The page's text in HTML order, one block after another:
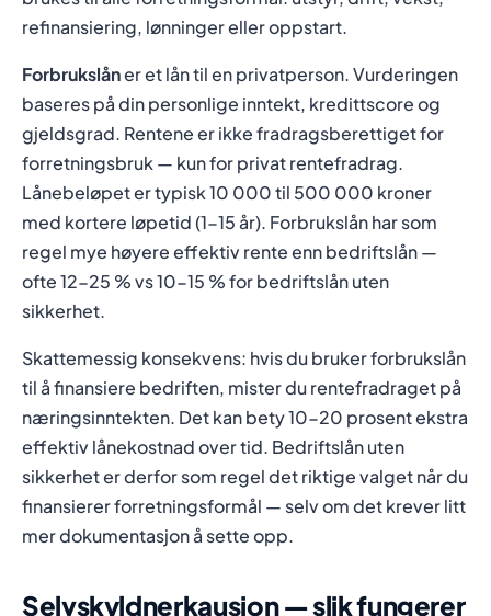
refinansiering, lønninger eller oppstart.
Forbrukslåner et lån til en privatperson. Vurderingen
baseres på din personlige inntekt, kredittscore og
gjeldsgrad. Rentene er ikke fradragsberettiget for
forretningsbruk — kun for privat rentefradrag.
Lånebeløpet er typisk 10 000 til 500 000 kroner
med kortere løpetid (1-15 år). Forbrukslån har som
regel mye høyere effektiv rente enn bedriftslån —
ofte 12-25 % vs 10-15 % for bedriftslån uten
sikkerhet.
Skattemessig konsekvens: hvis du bruker forbrukslån
til å finansiere bedriften, mister du rentefradraget på
næringsinntekten. Det kan bety 10-20 prosent ekstra
effektiv lånekostnad over tid. Bedriftslån uten
sikkerhet er derfor som regel det riktige valget når du
finansierer forretningsformål — selv om det krever litt
mer dokumentasjon å sette opp.
Selvskyldnerkausjon — slik fungerer